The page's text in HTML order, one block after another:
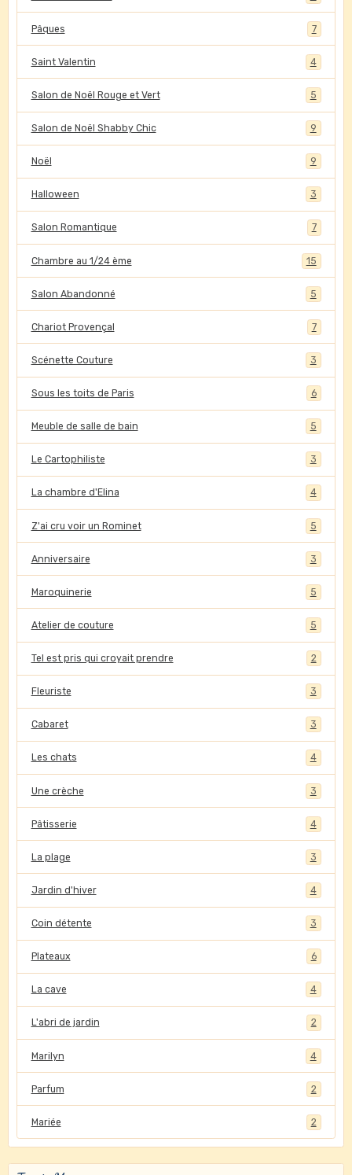
Pâques 7
Saint Valentin 4
Salon de Noël Rouge et Vert 5
Salon de Noël Shabby Chic 9
Noël 9
Halloween 3
Salon Romantique 7
Chambre au 1/24 ème 15
Salon Abandonné 5
Chariot Provençal 7
Scénette Couture 3
Sous les toits de Paris 6
Meuble de salle de bain 5
Le Cartophiliste 3
La chambre d'Elina 4
Z'ai cru voir un Rominet 5
Anniversaire 3
Maroquinerie 5
Atelier de couture 5
Tel est pris qui croyait prendre 2
Fleuriste 3
Cabaret 3
Les chats 4
Une crèche 3
Pâtisserie 4
La plage 3
Jardin d'hiver 4
Coin détente 3
Plateaux 6
La cave 4
L'abri de jardin 2
Marilyn 4
Parfum 2
Mariée 2